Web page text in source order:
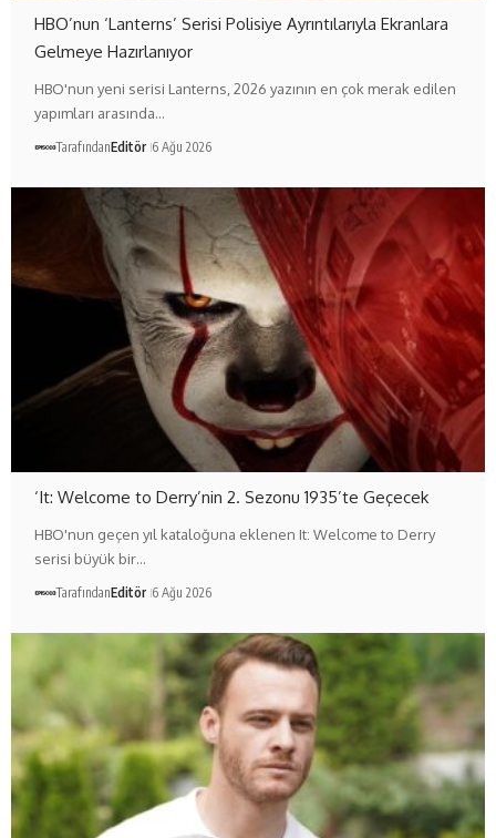
HBO’nun ‘Lanterns’ Serisi Polisiye Ayrıntılarıyla Ekranlara
Gelmeye Hazırlanıyor
HBO'nun yeni serisi Lanterns, 2026 yazının en çok merak edilen
yapımları arasında…
TarafındanEditör 6 Ağu 2026
‘It: Welcome to Derry’nin 2. Sezonu 1935’te Geçecek
HBO'nun geçen yıl kataloğuna eklenen It: Welcome to Derry
serisi büyük bir…
TarafındanEditör 6 Ağu 2026